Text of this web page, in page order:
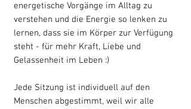
energetische Vorgänge im Alltag zu
verstehen und die Energie so lenken zu
lernen, dass sie im Körper zur Verfügung
steht - für mehr Kraft, Liebe und
Gelassenheit im Leben :)
Jede Sitzung ist individuell auf den
Menschen abgestimmt, weil wir alle